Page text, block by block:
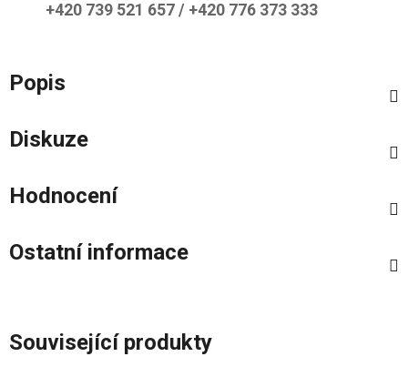
+420 739 521 657 / +420 776 373 333
Popis
Diskuze
Hodnocení
Ostatní informace
Související produkty